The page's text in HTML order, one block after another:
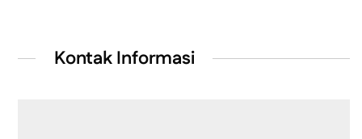
Kontak Informasi